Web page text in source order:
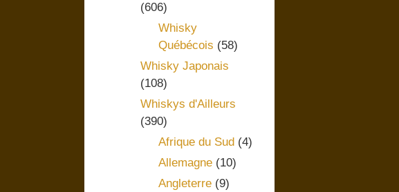
(606)
Whisky
Québécois (58)
Whisky Japonais
(108)
Whiskys d'Ailleurs
(390)
Afrique du Sud(4)
Allemagne(10)
Angleterre(9)